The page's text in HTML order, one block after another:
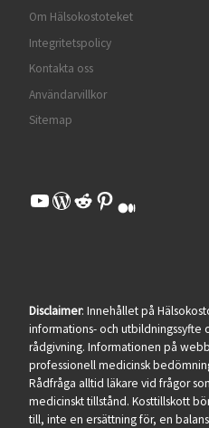
Om Hälsokostoteket
Integritetspolicy
Kontakta oss
Användarvillkor
Sitemap
YouTube
WordPress
Reddit
Pinterest
Medium
Disclaimer: Innehållet på
informations- och utbildningssyfte
rådgivning. Informationen på
professionell medicinsk
Rådfråga alltid läkare vid frågor
medicinskt tillstånd. Kosttillskott
till, inte en ersättning för, en